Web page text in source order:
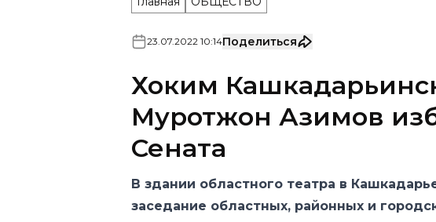
Хоким
Муротжон Азимов
Сената
В здании областного театра в
заседание областных, районных и
В повестку дня совместного заседания